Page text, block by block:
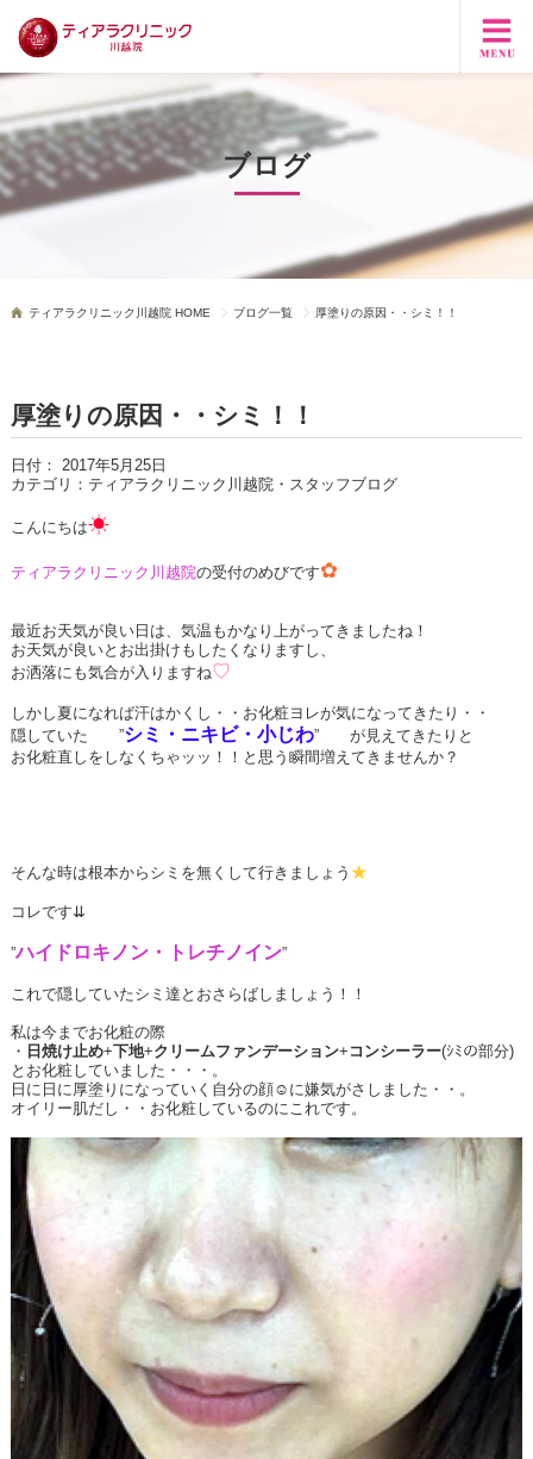
ブログ
ティアラクリニック川越院 HOME ブログ一覧 厚塗りの原因・・シミ！！
厚塗りの原因・・シミ！！
日付： 2017年5月25日
カテゴリ： ティアラクリニック川越院・スタッフブログ
こんにちは☀
ティアラクリニック川越院の受付のめびです✿
最近お天気が良い日は、気温もかなり上がってきましたね！
お天気が良いとお出掛けもしたくなりますし、
お洒落にも気合が入りますね♡
しかし夏になれば汗はかくし・・お化粧ヨレが気になってきたり・・
隠していた ”シミ・ニキビ・小じわ” が見えてきたりと
お化粧直しをしなくちゃッッ！！と思う瞬間増えてきませんか？
そんな時は根本からシミを無くして行きましょう ★
コレです⇊
”ハイドロキノン・トレチノイン”
これで隠していたシミ達とおさらばしましょう！！
私は今までお化粧の際
・ 日焼け止め+下地+クリームファンデーション+ コンシーラー(ｼﾐの部分)
とお化粧していました・・・。
日に日に厚塗りになっていく自分の顔☺に嫌気がさしました・・。
オイリー肌だし・・お化粧しているのにこれです。